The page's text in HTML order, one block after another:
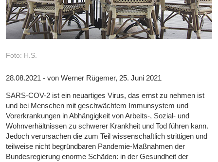
Foto: H.S.
28.08.2021 - von Werner Rügemer, 25. Juni 2021
SARS-COV-2 ist ein neuartiges Virus, das ernst zu nehmen ist
und bei Menschen mit geschwächtem Immunsystem und
Vorerkrankungen in Abhängigkeit von Arbeits-, Sozial- und
Wohnverhältnissen zu schwerer Krankheit und Tod führen kann.
Jedoch verursachen die zum Teil wissenschaftlich strittigen und
teilweise nicht begründbaren Pandemie-Maßnahmen der
Bundesregierung enorme Schäden: in der Gesundheit der